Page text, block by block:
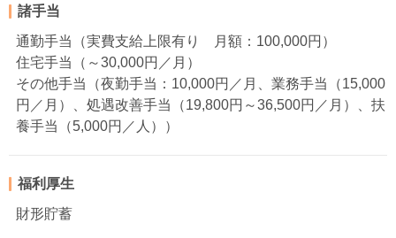
諸手当
通勤手当（実費支給上限有り 月額：100,000円）
住宅手当（～30,000円／月）
その他手当（夜勤手当：10,000円／月、業務手当（15,000
円／月）、処遇改善手当（19,800円～36,500円／月）、扶
養手当（5,000円／人））
福利厚生
財形貯蓄